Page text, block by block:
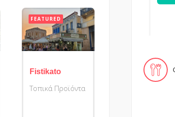
FEATURED
Fistikato
Τοπικά Προϊόντα